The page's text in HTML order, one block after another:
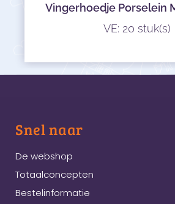
Vingerhoedje Porselein
VE: 20 stuk(s)
Snel naar
De webshop
Totaalconcepten
Bestelinformatie